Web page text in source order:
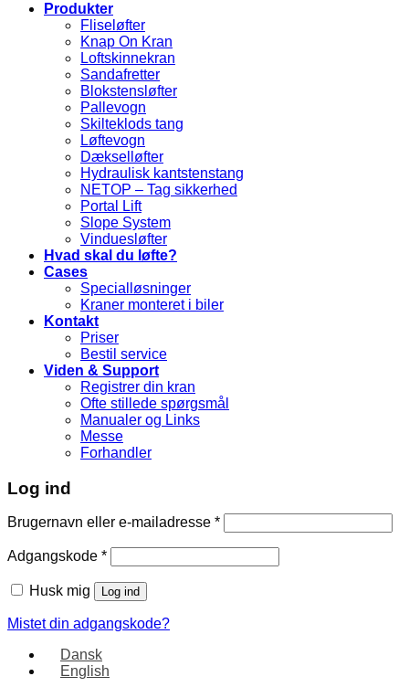
Produkter
Fliseløfter
Knap On Kran
Loftskinnekran
Sandafretter
Blokstensløfter
Pallevogn
Skilteklods tang
Løftevogn
Dækselløfter
Hydraulisk kantstenstang
NETOP – Tag sikkerhed
Portal Lift
Slope System
Vinduesløfter
Hvad skal du løfte?
Cases
Specialløsninger
Kraner monteret i biler
Kontakt
Priser
Bestil service
Viden & Support
Registrer din kran
Ofte stillede spørgsmål
Manualer og Links
Messe
Forhandler
Log ind
Brugernavn eller e-mailadresse *
Adgangskode *
Husk mig Log ind
Mistet din adgangskode?
Dansk
English